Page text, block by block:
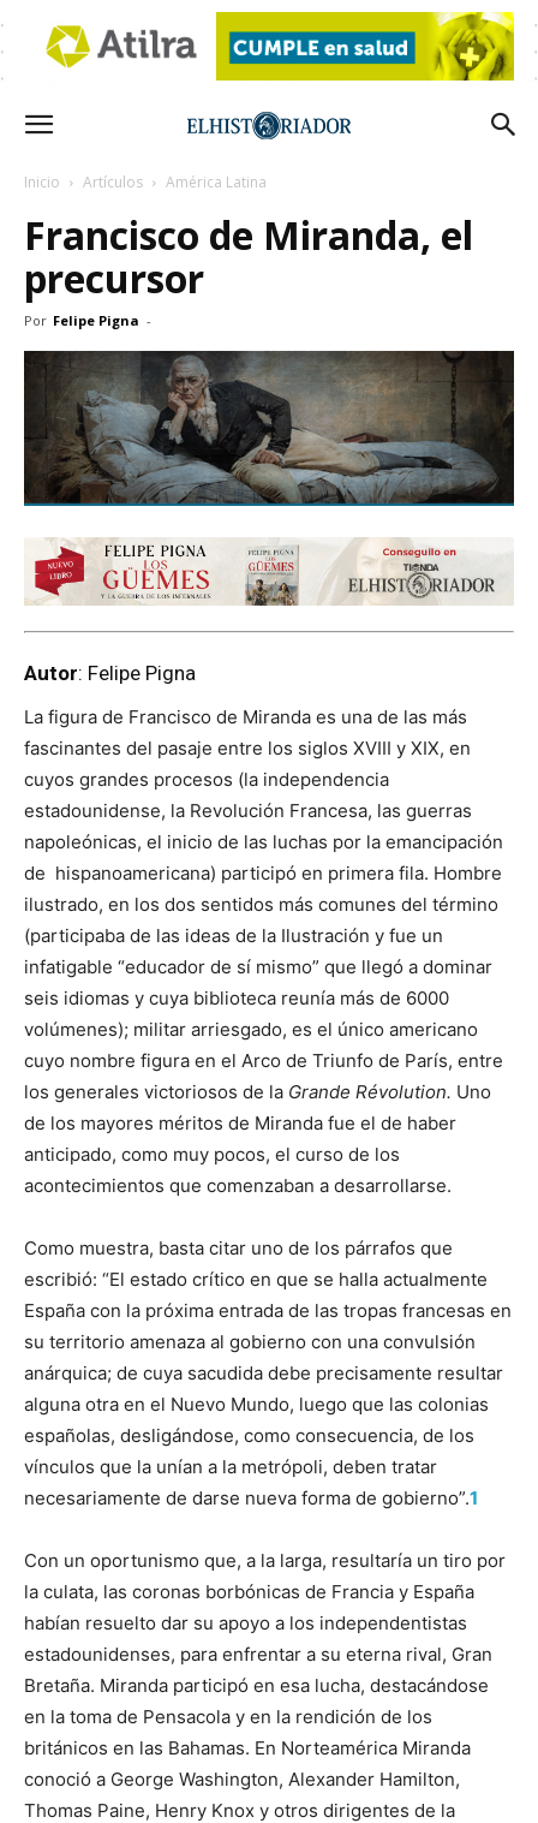
Inicio Artículos América Latina
Francisco de Miranda, el
precursor
Por Felipe Pigna -
Autor: Felipe Pigna
La figura de Francisco de Miranda es una de las más
fascinantes del pasaje entre los siglos XVIII y XIX, en
cuyos grandes procesos (la independencia
estadounidense, la Revolución Francesa, las guerras
napoleónicas, el inicio de las luchas por la emancipación
de hispanoamericana) participó en primera fila. Hombre
ilustrado, en los dos sentidos más comunes del término
(participaba de las ideas de la Ilustración y fue un
infatigable “educador de sí mismo” que llegó a dominar
seis idiomas y cuya biblioteca reunía más de 6000
volúmenes); militar arriesgado, es el único americano
cuyo nombre figura en el Arco de Triunfo de París, entre
los generales victoriosos de la Grande Révolution. Uno
de los mayores méritos de Miranda fue el de haber
anticipado, como muy pocos, el curso de los
acontecimientos que comenzaban a desarrollarse.
Como muestra, basta citar uno de los párrafos que
escribió: “El estado crítico en que se halla actualmente
España con la próxima entrada de las tropas francesas en
su territorio amenaza al gobierno con una convulsión
anárquica; de cuya sacudida debe precisamente resultar
alguna otra en el Nuevo Mundo, luego que las colonias
españolas, desligándose, como consecuencia, de los
vínculos que la unían a la metrópoli, deben tratar
necesariamente de darse nueva forma de gobierno”.1
Con un oportunismo que, a la larga, resultaría un tiro por
la culata, las coronas borbónicas de Francia y España
habían resuelto dar su apoyo a los independentistas
estadounidenses, para enfrentar a su eterna rival, Gran
Bretaña. Miranda participó en esa lucha, destacándose
en la toma de Pensacola y en la rendición de los
británicos en las Bahamas. En Norteamérica Miranda
conoció a George Washington, Alexander Hamilton,
Thomas Paine, Henry Knox y otros dirigentes de la